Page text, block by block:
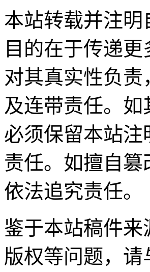
本站转载并注
目的在于传递
对其真实性负
及连带责任。
必须保留本站
责任。如擅自篡
依法追究责任。
鉴于本站稿件
版权等问题，